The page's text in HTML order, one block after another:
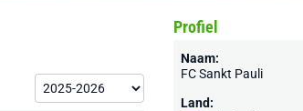
Profiel
Naam:
FC Sankt Pauli
Land: